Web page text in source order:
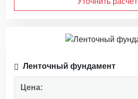
Ленточный фундамент
Цена: